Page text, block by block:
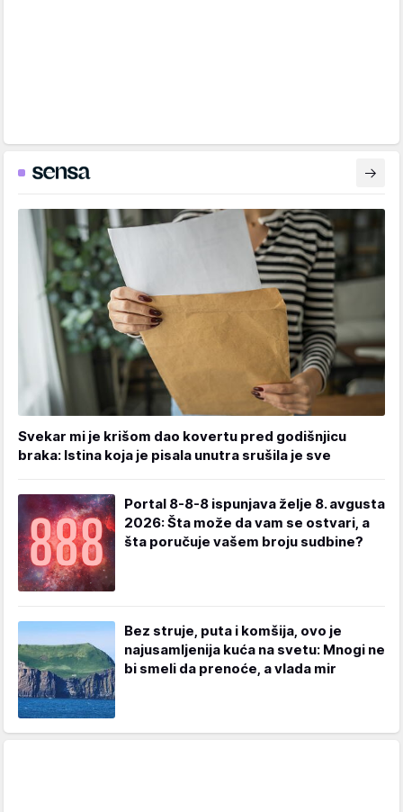
Svekar mi je krišom dao kovertu pred godišnjicu
braka: Istina koja je pisala unutra srušila je sve
Portal 8-8-8 ispunjava želje 8. avgusta
2026: Šta može da vam se ostvari, a
šta poručuje vašem broju sudbine?
Bez struje, puta i komšija, ovo je
najusamljenija kuća na svetu: Mnogi ne
bi smeli da prenoće, a vlada mir